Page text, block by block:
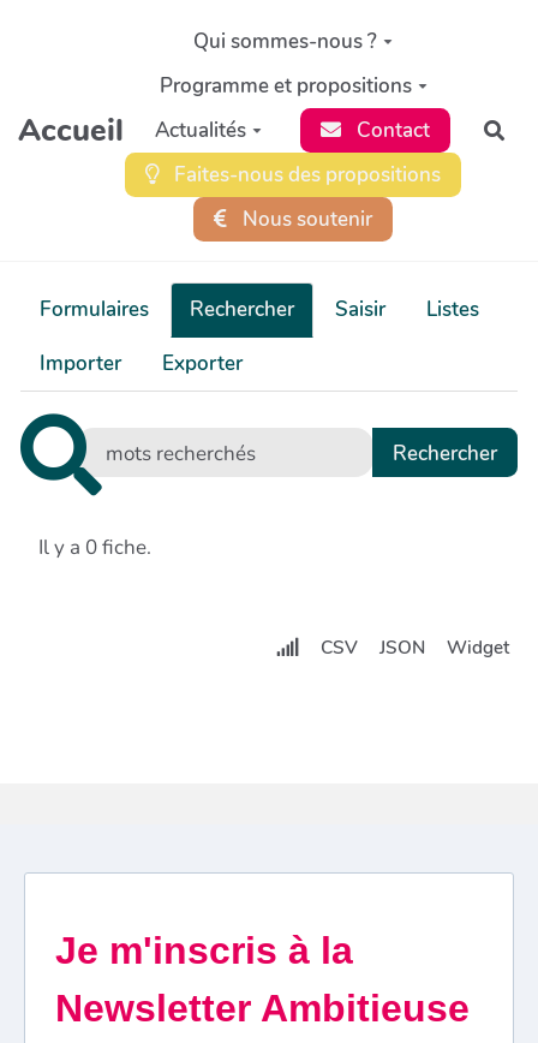
Aller au contenu principal
Accueil
Qui sommes-nous ?
Programme et propositions
Actualités
Contact
Faites-nous des propositions
Nous soutenir
Formulaires Rechercher Saisir
Listes
Importer
Exporter
Il y a 0 fiche.
CSV JSON Widget